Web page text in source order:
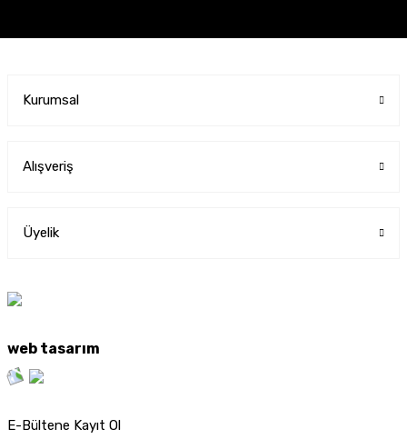
Kurumsal
Alışveriş
Üyelik
web tasarım
E-Bültene Kayıt Ol